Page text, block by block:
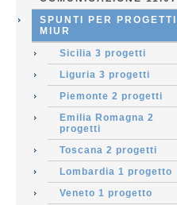
SPUNTI PER PROGETTI
MIUR
Sicilia 3 progetti
Liguria 3 progetti
Piemonte 2 progetti
Emilia Romagna 2
progetti
Toscana 2 progetti
Lombardia 1 progetto
Veneto 1 progetto